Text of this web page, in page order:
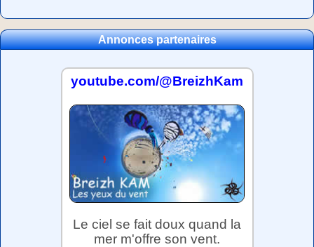
Annonces partenaires
youtube.com/@BreizhKam
Le ciel se fait doux quand la
mer m'offre son vent.